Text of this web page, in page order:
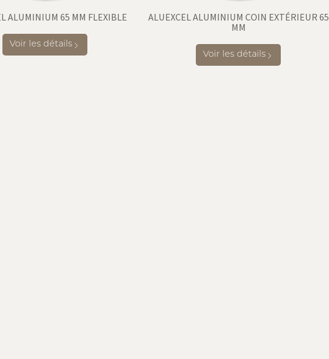
ALUMINIUM 65 MM FLEXIBLE
Voir les détails
ALUEXCEL ALUMINIUM COIN EXTÉRIEUR 65
MM
Voir les détails